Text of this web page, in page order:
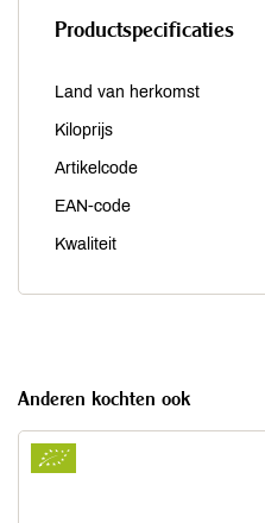
Productspecificaties
Land van herkomst
Kiloprijs
Artikelcode
EAN-code
Kwaliteit
Anderen kochten ook